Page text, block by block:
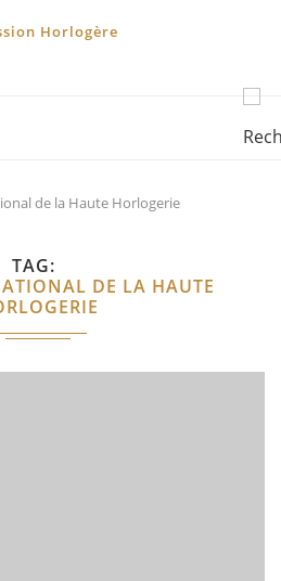
de la Haute Horlogerie
TAG
DE LA HAUTE